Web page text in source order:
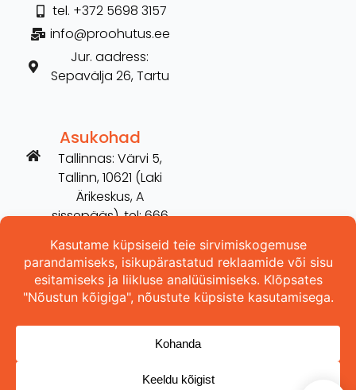
tel. +372 5698 3157
info@proohutus.ee
Jur. aadress:
Sepavälja 26, Tartu
Asukohad
Tallinnas: Värvi 5,
Tallinn, 10621 (Laki
Ärikeskus, A
sissepääs), tel: 666
Tartus: Võru 254,
Tartu, 50115 (vana
Hilarise maja), tel: